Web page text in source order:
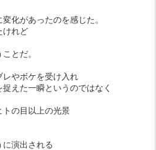
化があったのを感じた。
けれど
とだ。
やボケを受け入れ
えた一瞬というのではなく
の目以上の光景
演出される